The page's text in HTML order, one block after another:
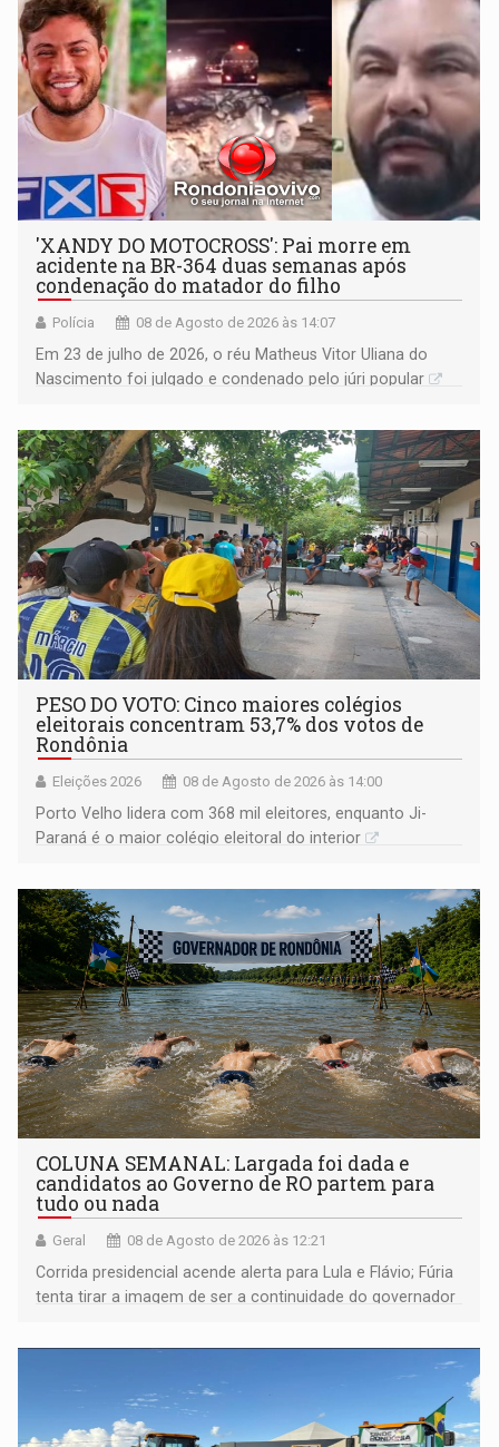
'XANDY DO MOTOCROSS': Pai morre em
acidente na BR-364 duas semanas após
condenação do matador do filho
Polícia 08 de Agosto de 2026 às 14:07
Em 23 de julho de 2026, o réu Matheus Vitor Uliana do
Nascimento foi julgado e condenado pelo júri popular
PESO DO VOTO: Cinco maiores colégios
eleitorais concentram 53,7% dos votos de
Rondônia
Eleições 2026 08 de Agosto de 2026 às 14:00
Porto Velho lidera com 368 mil eleitores, enquanto Ji-
Paraná é o maior colégio eleitoral do interior
COLUNA SEMANAL: Largada foi dada e
candidatos ao Governo de RO partem para
tudo ou nada
Geral 08 de Agosto de 2026 às 12:21
Corrida presidencial acende alerta para Lula e Flávio; Fúria
tenta tirar a imagem de ser a continuidade do governador
não ter entrado no modo eleição; ABAV faz evento em